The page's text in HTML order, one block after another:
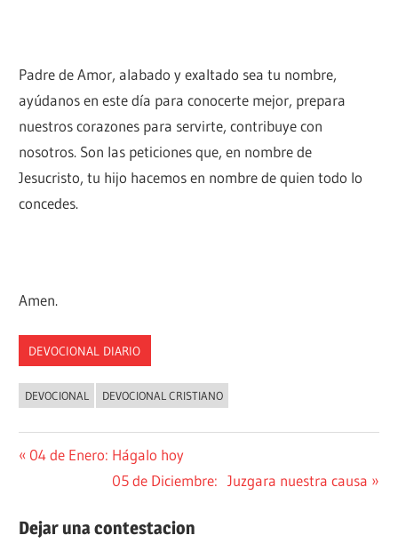
Padre de Amor, alabado y exaltado sea tu nombre,
ayúdanos en este día para conocerte mejor, prepara
nuestros corazones para servirte, contribuye con
nosotros. Son las peticiones que, en nombre de
Jesucristo, tu hijo hacemos en nombre de quien todo lo
concedes.
Amen.
DEVOCIONAL DIARIO
DEVOCIONAL DEVOCIONAL CRISTIANO
Navegación
entradas
Entrada
04 de Enero: Hágalo hoy
Siguiente
05 de Diciembre: Juzgara nuestra causa
Dejar una contestacion